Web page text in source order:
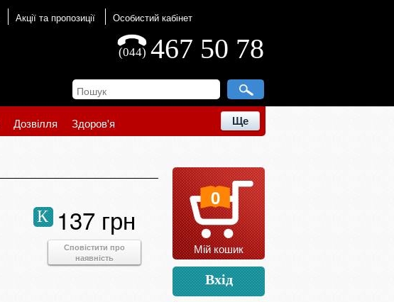
Акції та пропозиції Особистий кабінет
467 50 78
(044)
Дозвілля Здоров'я Ще
137 грн
К
Сповістити про
наявність
0
Мій кошик
Вхід